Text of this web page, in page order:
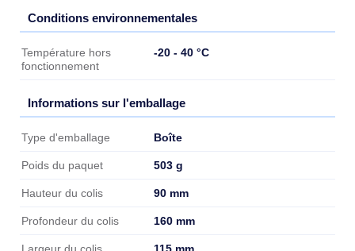
Conditions environnementales
Conditions environnementales
Température hors
fonctionnement
-20 - 40 °C
Informations sur l'emballage
Informations sur l'emballage
Type d'emballage Boîte
Poids du paquet 503 g
Hauteur du colis 90 mm
Profondeur du colis 160 mm
115 mm